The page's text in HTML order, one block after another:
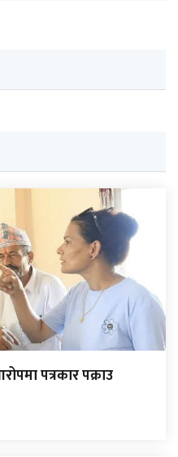
पत्रकार पक्राउ